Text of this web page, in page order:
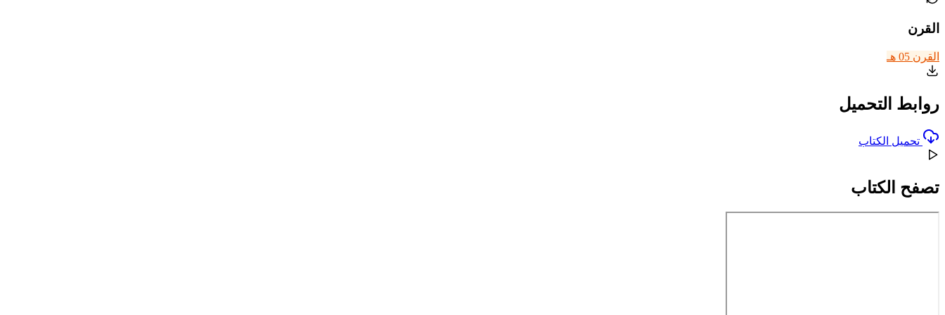
القرن
القرن 05 هـ
روابط التحميل
تحميل الكتاب
تصفح الكتاب